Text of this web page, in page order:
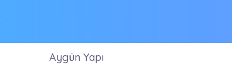
Aygün Yapı